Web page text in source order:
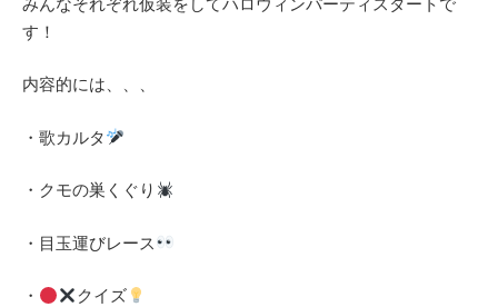
す！
内容的には、、、
・歌カルタ
・クモの巣くぐり
・目玉運びレース
・ クイズ